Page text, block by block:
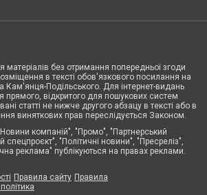
матеріалів без отримання попередньої згоди
в тексті обов'язкового посилання на
Кам'янця-Подільського. Для інтернет-видань
прямого, відкритого для пошукових систем
статті не нижче другого абзацу в тексті або в
виняткових прав переслідується Законом.
компаній", "Промо", "Партнерський
спецпроєкт", "Політичні новини", "Пресреліз",
реклама" публікуються на правах реклами.
Правила сайту Правила